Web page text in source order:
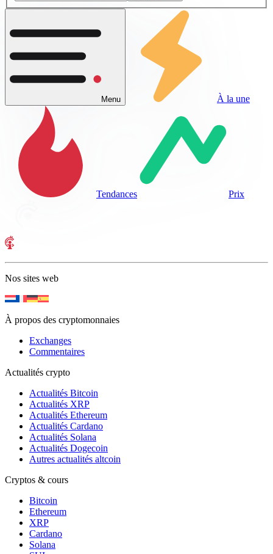
Menu À la une
Tendances Prix
Nos sites web
À propos des cryptomonnaies
Exchanges
Commentaires
Actualités crypto
Actualités Bitcoin
Actualités XRP
Actualités Ethereum
Actualités Cardano
Actualités Solana
Actualités Dogecoin
Autres actualités altcoin
Cryptos & cours
Bitcoin
Ethereum
XRP
Cardano
Solana